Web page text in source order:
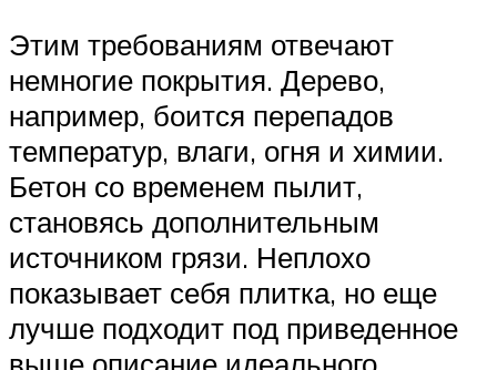
Этим требованиям отвечают
немногие покрытия. Дерево,
например, боится перепадов
температур, влаги, огня и химии.
Бетон со временем пылит,
становясь дополнительным
источником грязи. Неплохо
показывает себя плитка, но еще
лучше подходит под приведенное